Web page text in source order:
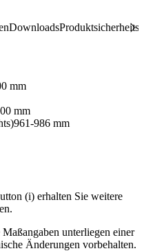
mm
mm
961-986 mm
(i) erhalten Sie weitere
Downloads
unterliegen einer
Änderungen vorbehalten.